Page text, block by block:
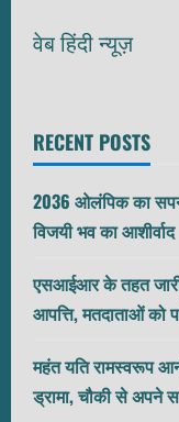
वेब हिंदी न्यूज़
RECENT POSTS
2036 ओलंपिक का
विजयी भव का आशीर्वाद
एसआईआर के तहत जारी
आपत्ति, मतदाताओं को
महंत यति रामस्वरूप
ड्रामा, चौकी से अपने